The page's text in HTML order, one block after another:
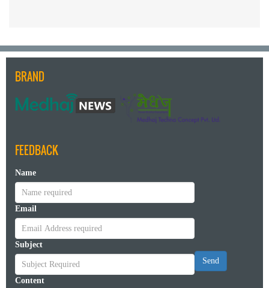
BRAND
FEEDBACK
Name
Email
Subject
Content
Send